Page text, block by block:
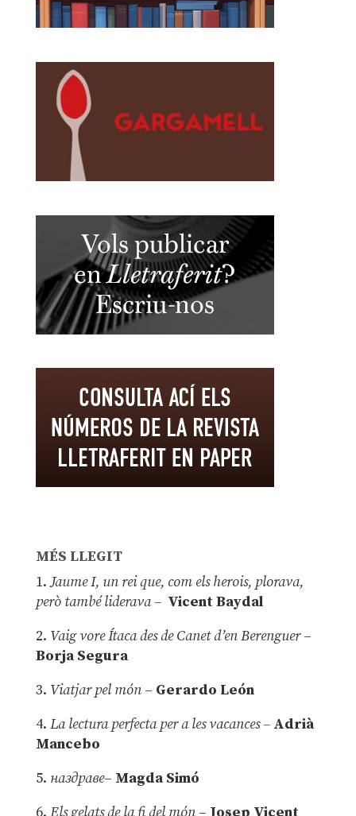
MÉS LLEGIT
1.Jaume I, un rei que, com els herois, plorava,
però també liderava – Vicent Baydal
2. Vaig vore Ítaca des de Canet d’en Berenguer–
Borja Segura
3. Viatjar pel món – Gerardo León
4. La lectura perfecta per a les vacances –Adrià
Mancebo
5. наздраве– Magda Simó